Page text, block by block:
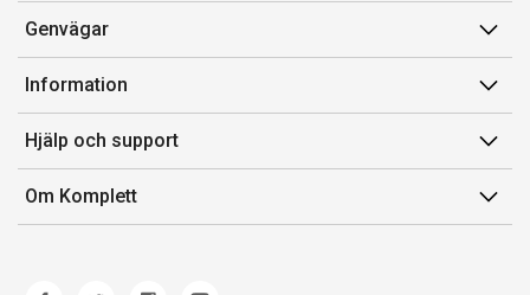
Genvägar
Konto
Orderhistorik
Presentkort
Komplett Club
Information
Försäljningsvillkor
Medlemsvillkor for Komplett Club
Lediga tjänster
Hjälp och support
Kontakta oss
Kundservice
Om Komplett